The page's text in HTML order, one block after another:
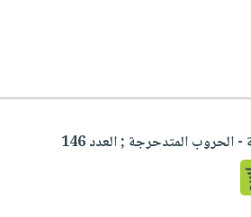
الحروب المتدحرجة ; العدد 146